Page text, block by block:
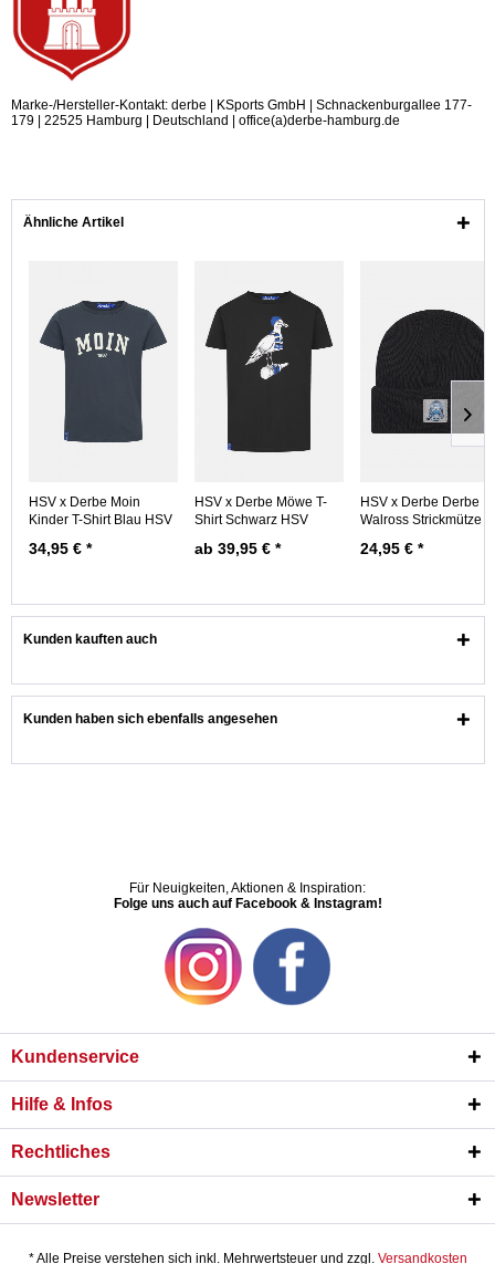
Marke-/Hersteller-Kontakt: derbe | KSports GmbH | Schnackenburgallee 177-
179 | 22525 Hamburg | Deutschland | office(a)derbe-hamburg.de
Ähnliche Artikel
HSV x Derbe Moin
Kinder T-Shirt Blau HSV
34,95 € *
HSV x Derbe Möwe T-
Shirt Schwarz HSV
ab 39,95 € *
HSV x Derbe Derbe
Walross Strickmütze
24,95 € *
Kunden kauften auch
Kunden haben sich ebenfalls angesehen
Für Neuigkeiten, Aktionen & Inspiration:
Folge uns auch auf Facebook & Instagram!
Kundenservice
Hilfe & Infos
Rechtliches
Newsletter
* Alle Preise verstehen sich inkl. Mehrwertsteuer und zzgl. Versandkosten